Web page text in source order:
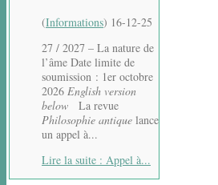
(Informations) 16-12-25
27 / 2027 – La nature de
l’âme Date limite de
soumission : 1er octobre
2026 English version
below La revue
Philosophie antique lance
un appel à...
Lire la suite : Appel à...